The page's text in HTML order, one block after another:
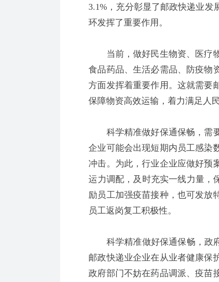
3.1%，充分彰显了邮政快递业发
环发挥了重要作用。
当前，做好民生物资、医疗物
食品药品、生活必需品、防疫物
方面发挥着重要作用。这就需要
保障物资高效运输，着力满足人
科学精准做好保通保畅，需要
企业可能会出现短期内员工感染
冲击。为此，行业企业应做好预
运力调配，及时充实一线力量，
励员工加强疫苗接种，也可发放
员工返岗复工积极性。
科学精准做好保通保畅，政府
邮政快递业企业在从业者健康保
政府部门不妨在药品调派、疫苗